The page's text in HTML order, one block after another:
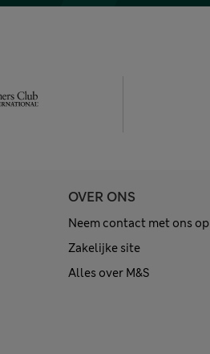
OVER ONS
Neem contact met ons op
Zakelijke site
Alles over M&S